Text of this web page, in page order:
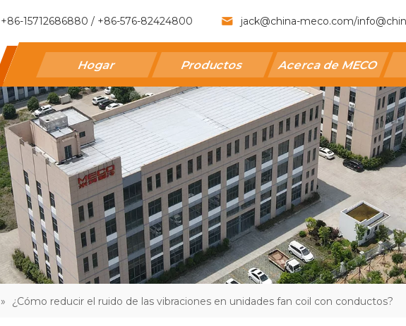
+86-15712686880 / +86-576-82424800 jack@china-meco.com/
Hogar Productos Acerca de MECO
» ¿Cómo reducir el ruido de las vibraciones en unidades fan coil con conductos?